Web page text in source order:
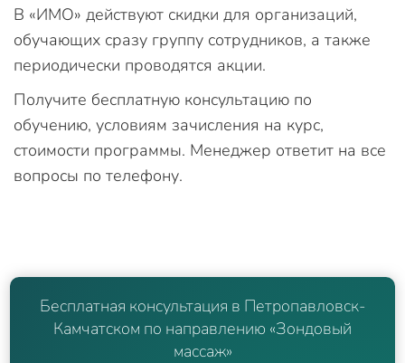
В «ИМО» действуют скидки для организаций,
обучающих сразу группу сотрудников, а также
периодически проводятся акции.
Получите бесплатную консультацию по
обучению, условиям зачисления на курс,
стоимости программы. Менеджер ответит на все
вопросы по телефону.
Бесплатная консультация в Петропавловск-
Камчатском по направлению «Зондовый
массаж»